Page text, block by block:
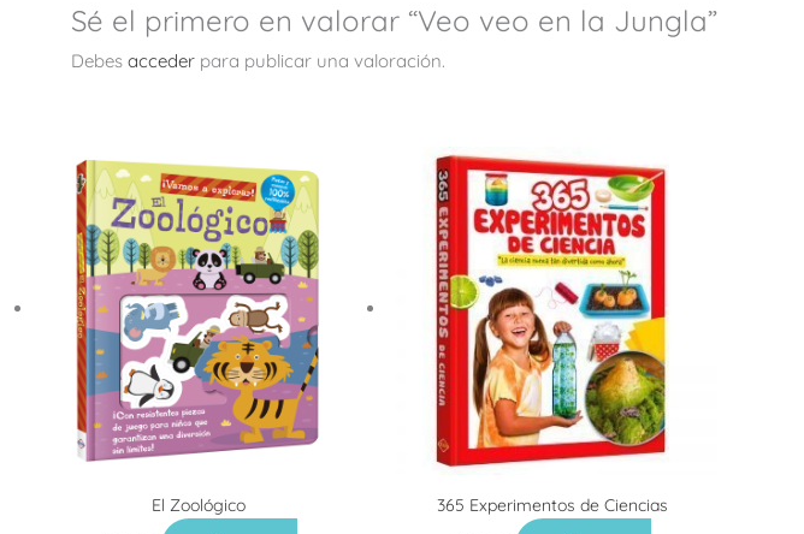
Sé el primero en valorar “Veo veo en la Jungla”
Debes acceder para publicar una valoración.
El Zoológico
365 Experimentos de Ciencias